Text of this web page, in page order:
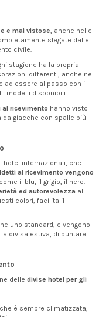
e mai vistose, anche nelle
slegate dalle
civile.
stagione ha la propria
differenti, anche nel
ad essere al passo con i
i modelli disponibili.
ricevimento hanno visto
da giacche con spalle più
hotel internazionali, che
al ricevimento vengono
, come il blu, il grigio, il nero.
ed autorevolezza al
colori, facilita il
uno standard, e vengono
divisa estiva, di puntare
delle divise hotel per gli
è sempre climatizzata,